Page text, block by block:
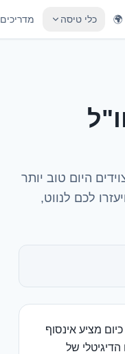
🌍 כלי טיסה מדריכים
היום טוב יותר
לכם לנווט,
מציע אינסוף
הדיגיטלי של